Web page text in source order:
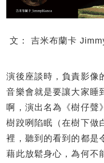
文： 吉米布蘭卡
演後座談時，負責影像
音樂會就是要讓大家睡
啊，演出名為《樹仔聲
樹跤咧陷眠（在樹下做
裡，聽到的看到的都是
藉此放鬆身心，為何不